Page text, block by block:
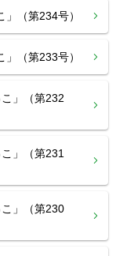
（第234号）
（第233号）
」（第232
」（第231
」（第230